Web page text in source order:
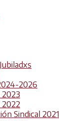
2026
2023
2022
Sindical 2021